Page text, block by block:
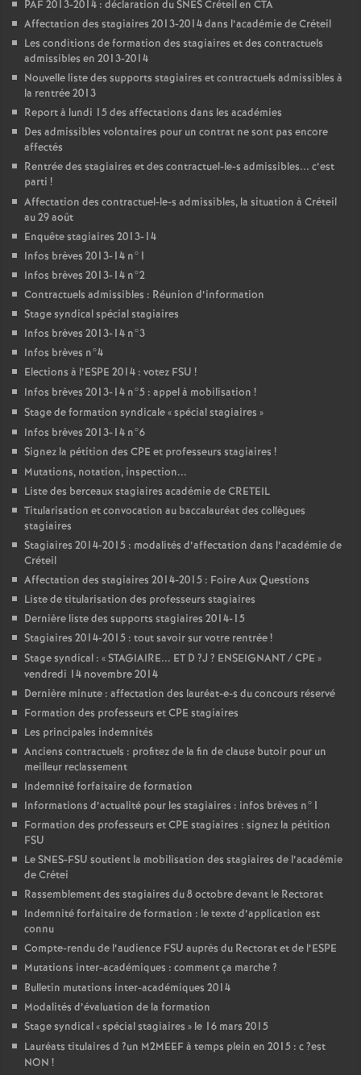
PAF2013-2014 : déclaration duSNESCréteil en CTA
Affectation des stagiaires 2013-2014 dans l’académie de Créteil
Les conditions de formation des stagiaires et des contractuels
admissibles en 2013-2014
Nouvelle liste des supports stagiaires et contractuels admissibles à
la rentrée 2013
Report à lundi 15 des affectations dans les académies
Des admissibles volontaires pour un contrat ne sont pas encore
affectés
Rentrée des stagiaires et des contractuel-le-s admissibles... c’est
parti !
Affectation des contractuel-le-s admissibles, la situation à Créteil
au 29 août
Enquête stagiaires 2013-14
Infos brèves 2013-14 n°1
Infos brèves 2013-14 n°2
Contractuels admissibles : Réunion d’information
Stage syndical spécial stagiaires
Infos brèves 2013-14 n°3
Infos brèves n°4
Elections à l’ESPE 2014 : votez FSU !
Infos brèves 2013-14 n°5 : appel à mobilisation !
Stage de formation syndicale «spécial stagiaires »
Infos brèves 2013-14 n°6
Signez la pétition des CPE et professeurs stagiaires !
Mutations, notation, inspection...
Liste des berceaux stagiaires académie deCRETEIL
Titularisation et convocation au baccalauréat des collègues
stagiaires
Stagiaires 2014-2015 : modalités d’affectation dans l’académie de
Créteil
Affectation des stagiaires 2014-2015 : Foire Aux Questions
Liste de titularisation des professeurs stagiaires
Dernière liste des supports stagiaires 2014-15
Stagiaires 2014-2015 : tout savoir sur votre rentrée!
Stage syndical : «STAGIAIRE... ET D ?J ? ENSEIGNANT/CPE »
vendredi 14 novembre 2014
Dernière minute : affectation des lauréat-e-s du concours réservé
Formation des professeurs etCPE stagiaires
Les principales indemnités
Anciens contractuels : profitez de la fin de clause butoir pour un
meilleur reclassement
Indemnité forfaitaire de formation
Informations d’actualité pour les stagiaires : infos brèves n°1
Formation des professeurs etCPE stagiaires : signez la pétition
FSU
LeSNES-FSU soutient la mobilisation des stagiaires de l’académie
de Crétei
Rassemblement des stagiaires du 8 octobre devant le Rectorat
Indemnité forfaitaire de formation : le texte d’application est
connu
Compte-rendu de l’audience FSU auprès du Rectorat et de l’ESPE
Mutations inter-académiques : comment ça marche?
Bulletin mutations inter-académiques 2014
Modalités d’évaluation de la formation
Stage syndical «spécial stagiaires » le 16 mars 2015
Lauréats titulaires d ?un M2MEEFà temps plein en 2015 : c?est
NON !